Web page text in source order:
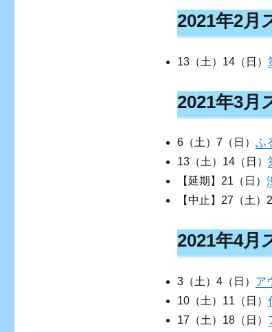
2021年2月
13（土）14（日）
2021年3月
6（土）7（日） ふ
13（土）14（日）
【延期】21（日）
【中止】27（土）
2021年4月
3（土）4（日） ア
10（土）11（日）
17（土）18（日）